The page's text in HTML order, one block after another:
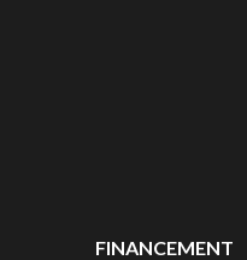
FINANCEMENT